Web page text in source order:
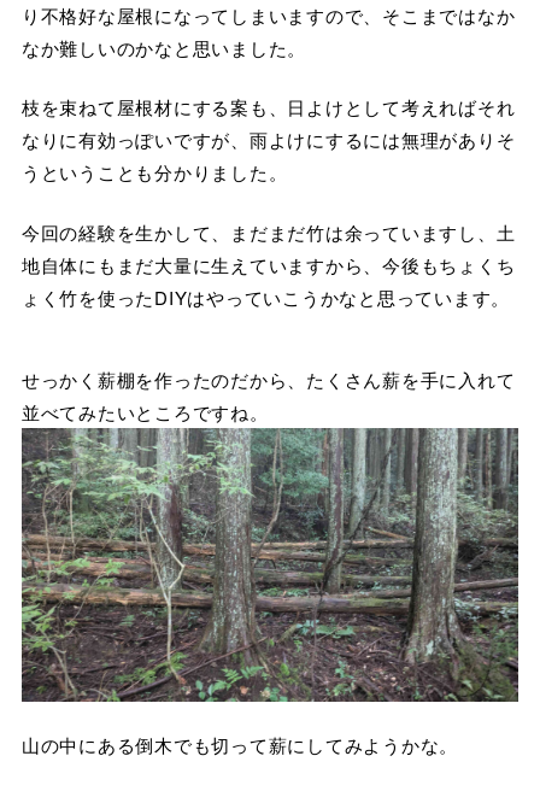
り不格好な屋根になってしまいますので、そこまではなか
なか難しいのかなと思いました。
枝を束ねて屋根材にする案も、日よけとして考えればそれ
なりに有効っぽいですが、雨よけにするには無理がありそ
うということも分かりました。
今回の経験を生かして、まだまだ竹は余っていますし、土
地自体にもまだ大量に生えていますから、今後もちょくち
ょく竹を使ったDIYはやっていこうかなと思っています。
せっかく薪棚を作ったのだから、たくさん薪を手に入れて
並べてみたいところですね。
山の中にある倒木でも切って薪にしてみようかな。